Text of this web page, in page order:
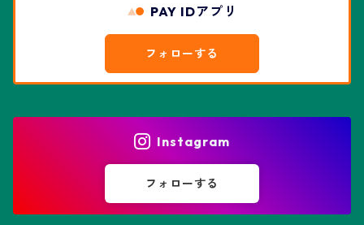
花園兜
エリオシケ属
オレオケレウス属
パキポディウム属
フェネストラリア属
プセウドリトス属
PAY IDアプリ
フォローする
Instagram
フォローする